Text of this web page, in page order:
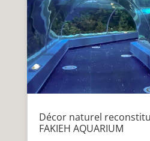
Décor naturel
FAKIEH AQUARIUM